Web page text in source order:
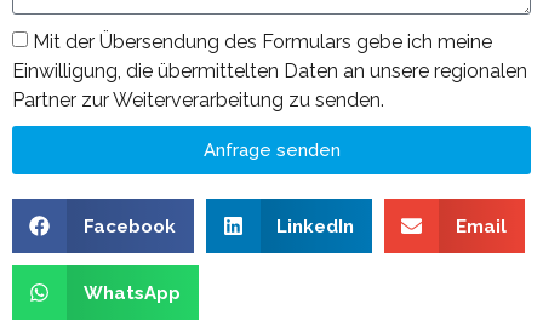
Mit der Übersendung des Formulars gebe ich meine
Einwilligung, die übermittelten Daten an unsere regionalen
Partner zur Weiterverarbeitung zu senden.
Anfrage senden
Facebook LinkedIn Email
WhatsApp